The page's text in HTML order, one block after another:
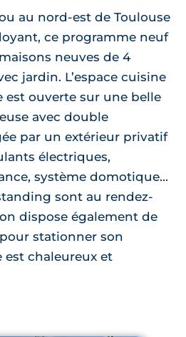
au nord-est de Toulouse
ce programme neuf
neuves de 4
jardin. L’espace cuisine
est ouverte sur une belle
avec double
par un extérieur privatif
électriques,
système domotique...
sont au rendez-
dispose également de
stationner son
est chaleureux et